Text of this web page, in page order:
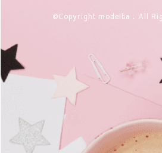
2019年9月29日
大注目のモデル10人
©Copyright modelba . All